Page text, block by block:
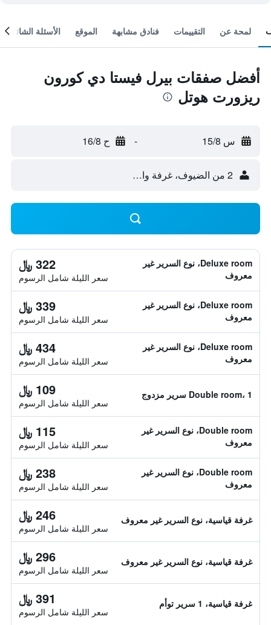
لمحة عن التقييمات فنادق مشابهة الموقع الأسئلة الشائعة
أفضل صفقات بيرل فيستا دي كورون
ريزورت هوتل
س 15/8 - ح 16/8
2 من الضيوف، غرفة واحدة
Deluxe room، نوع السرير غير
معروف
322 ﷼
سعر الليلة شامل الرسوم
Deluxe room، نوع السرير غير
معروف
339 ﷼
سعر الليلة شامل الرسوم
Deluxe room، نوع السرير غير
معروف
434 ﷼
سعر الليلة شامل الرسوم
Double room، 1 سرير مزدوج 109 ﷼
سعر الليلة شامل الرسوم
Double room، نوع السرير غير
معروف
115 ﷼
سعر الليلة شامل الرسوم
Double room، نوع السرير غير
معروف
238 ﷼
سعر الليلة شامل الرسوم
غرفة قياسية، نوع السرير غير معروف 246 ﷼
سعر الليلة شامل الرسوم
غرفة قياسية، نوع السرير غير معروف 296 ﷼
سعر الليلة شامل الرسوم
غرفة قياسية، 1 سرير توأم 391 ﷼
سعر الليلة شامل الرسوم